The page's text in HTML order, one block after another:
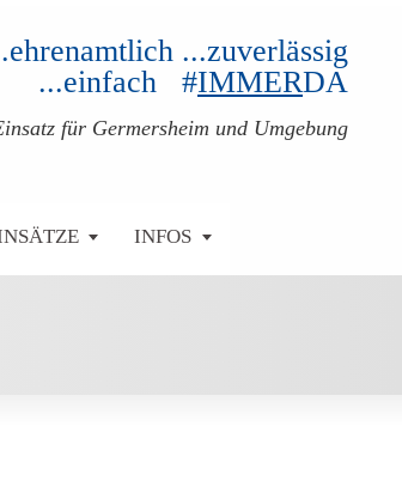
...zuverlässig
...einfach #IMMERDA
für Germersheim und Umgebung
INFOS